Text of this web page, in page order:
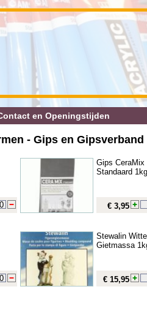
en Openingstijden
- Gips en Gipsverband
Gips CeraMix
Standaard 1kg
€ 3,95
Stewalin Witte
Gietmassa
€ 15,95